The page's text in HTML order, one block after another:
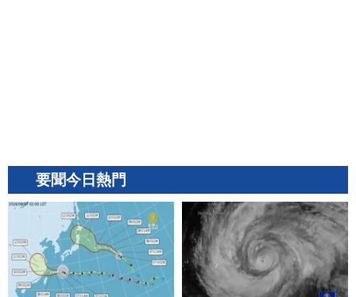
要聞今日熱門